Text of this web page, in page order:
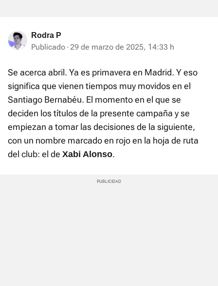
Rodra P
Publicado 29 de marzo de 2025, 14:33 h
Se acerca abril. Ya es primavera en Madrid. Y eso
significa que vienen tiempos muy movidos en el
Santiago Bernabéu. El momento en el que se
deciden los títulos de la presente campaña y se
empiezan a tomar las decisiones de la siguiente,
con un nombre marcado en rojo en la hoja de ruta
del club: el de Xabi Alonso.